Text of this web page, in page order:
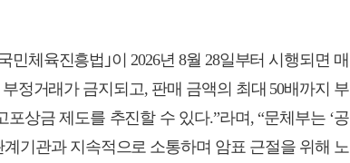
민체육진흥법｣이 2026년 8월 28일부터 시행되면 매
정거래가 금지되고, 판매 금액의 최대 50배까지 부
상금 제도를 추진할 수 있다.”라며, “문체부는 ‘공
기관과 지속적으로 소통하며 암표 근절을 위해 노